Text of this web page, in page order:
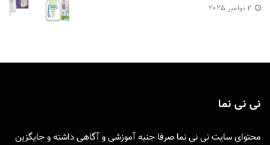
2 نوامبر 2025
نی نی نما
محتوای سایت نی نی نما صرفا جنبه آموزشی و آگاهی داشته و جایگزین